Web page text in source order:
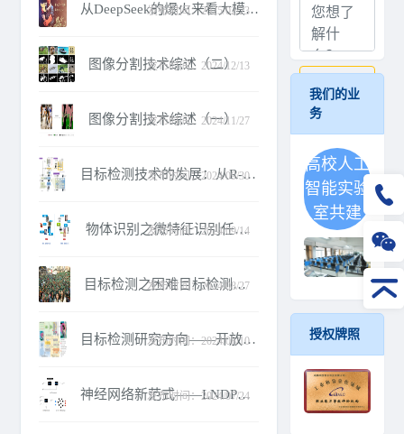
从DeepSeek的爆火来看大模型微调技术的发展方向
发布时间：2025/02/23
图像分割技术综述（二）
发布时间：2024/12/13
图像分割技术综述（一）
发布时间：2024/11/27
目标检测技术的发展：从R-CNN、YOLO到DETR、DINO
发布时间：2024/09/30
物体识别之微特征识别任务综述
发布时间：2024/09/14
目标检测之困难目标检测任务综述
发布时间：2024/08/27
目标检测研究方向——开放域目标检测
发布时间：2024/08/10
神经网络新范式——LNDP：可终身学习的自主发育程序
发布时间：2024/07/24
我们的业
务
高校人工
智能实验
室共建
授权牌照